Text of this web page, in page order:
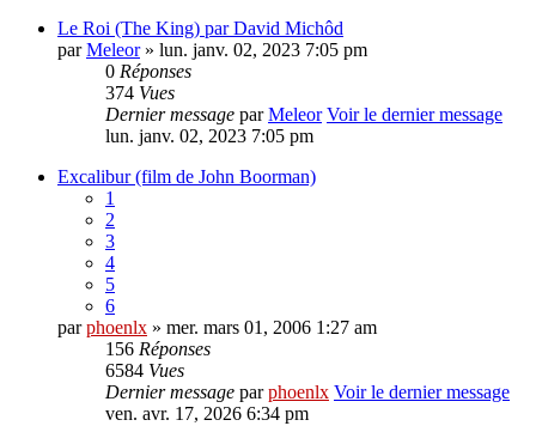
Le Roi (The King) par David Michôd
parMeleor» lun. janv. 02, 2023 7:05 pm
0 Réponses
374 Vues
Dernier message parMeleor Voir le dernier message
lun. janv. 02, 2023 7:05 pm
Excalibur (film de John Boorman)
1
2
3
4
5
6
parphoenlx » mer. mars 01, 2006 1:27 am
156 Réponses
6584 Vues
Dernier message parphoenlx Voir le dernier message
ven. avr. 17, 2026 6:34 pm